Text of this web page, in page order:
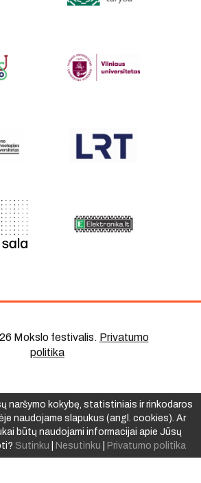
Mokslo festivalis. Privatumo
politika
naršymo kokybę, statistiniais ir rinkodaros
naudojame slapukus (angl. cookies). Ar
būtų naudojami informacijai apie Jūsų
Sutinku Nesutinku Privatumo politika